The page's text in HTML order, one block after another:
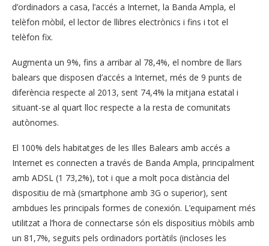
d’ordinadors a casa, l’accés a Internet, la Banda Ampla, el
telèfon mòbil, el lector de llibres electrònics i fins i tot el
telèfon fix.
Augmenta un 9%, fins a arribar al 78,4%, el nombre de llars
balears que disposen d’accés a Internet, més de 9 punts de
diferència respecte al 2013, sent 74,4% la mitjana estatal i
situant-se al quart lloc respecte a la resta de comunitats
autònomes.
El 100% dels habitatges de les Illes Balears amb accés a
Internet es connecten a través de Banda Ampla, principalment
amb ADSL (1 73,2%), tot i que a molt poca distància del
dispositiu de mà (smartphone amb 3G o superior), sent
ambdues les principals formes de conexión. L’equipament més
utilitzat a l’hora de connectarse són els dispositius mòbils amb
un 81,7%, seguits pels ordinadors portàtils (incloses les